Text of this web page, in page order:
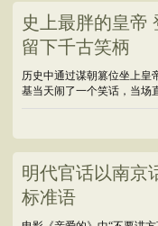
史上最胖的皇帝
留下千古笑柄
历史中通过谋朝篡位坐上皇
基当天闹了一个笑话，当场
明代官话以南京
标准语